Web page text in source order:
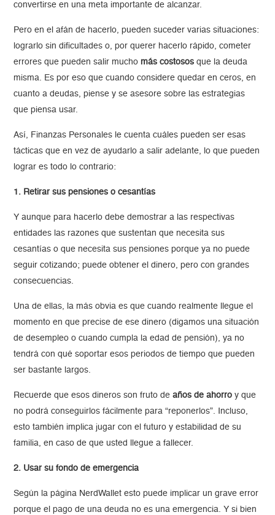
convertirse en una meta importante de alcanzar.
Pero en el afán de hacerlo, pueden suceder varias situaciones:
lograrlo sin dificultades o, por querer hacerlo rápido, cometer
errores que pueden salir mucho más costosos que la deuda
misma. Es por eso que cuando considere quedar en ceros, en
cuanto a deudas, piense y se asesore sobre las estrategias
que piensa usar.
Así, Finanzas Personales le cuenta cuáles pueden ser esas
tácticas que en vez de ayudarlo a salir adelante, lo que pueden
lograr es todo lo contrario:
1. Retirar sus pensiones o cesantías
Y aunque para hacerlo debe demostrar a las respectivas
entidades las razones que sustentan que necesita sus
cesantías o que necesita sus pensiones porque ya no puede
seguir cotizando; puede obtener el dinero, pero con grandes
consecuencias.
Una de ellas, la más obvia es que cuando realmente llegue el
momento en que precise de ese dinero (digamos una situación
de desempleo o cuando cumpla la edad de pensión), ya no
tendrá con qué soportar esos periodos de tiempo que pueden
ser bastante largos.
Recuerde que esos dineros son fruto deaños de ahorro y que
no podrá conseguirlos fácilmente para “reponerlos”. Incluso,
esto también implica jugar con el futuro y estabilidad de su
familia, en caso de que usted llegue a fallecer.
2. Usar su fondo de emergencia
Según la página NerdWallet esto puede implicar un grave error
porque el pago de una deuda no es una emergencia. Y si bien